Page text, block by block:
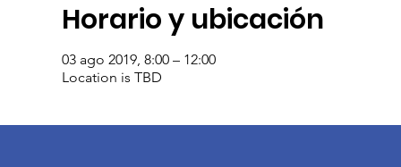
Horario y ubicación
03 ago 2019, 8:00 – 12:00
Location is TBD